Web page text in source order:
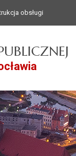
obsługi